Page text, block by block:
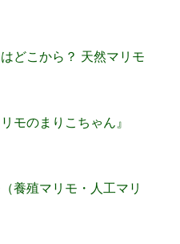
どこから？ 天然マリモ
モのまりこちゃん』
養殖マリモ・人工マリ